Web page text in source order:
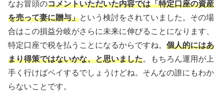
なお冒頭のコメントいただいた内容では「特定口座の資産
を売って妻に贈与」という検討をされていました。その場
合はこの損益分岐がさらに未来に伸びることになります、
特定口座で税を払うことになるからですね。 個人的にはあ
まり得策ではないかな、と思いました。もちろん運用が上
手く行けばペイするでしょうけどね。そんなの誰にもわか
らないことです。